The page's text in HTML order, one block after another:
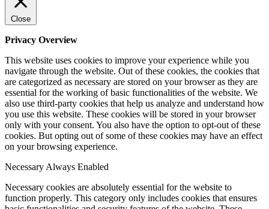
Close
Privacy Overview
This website uses cookies to improve your experience while you
navigate through the website. Out of these cookies, the cookies that
are categorized as necessary are stored on your browser as they are
essential for the working of basic functionalities of the website. We
also use third-party cookies that help us analyze and understand how
you use this website. These cookies will be stored in your browser
only with your consent. You also have the option to opt-out of these
cookies. But opting out of some of these cookies may have an effect
on your browsing experience.
Necessary Always Enabled
Necessary cookies are absolutely essential for the website to
function properly. This category only includes cookies that ensures